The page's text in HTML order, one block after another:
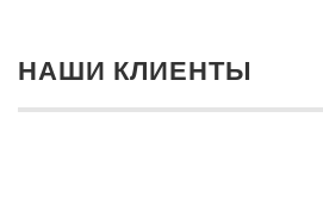
НАШИ КЛИЕНТЫ